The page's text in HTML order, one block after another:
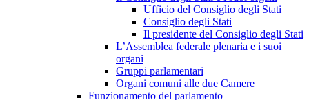
Ufficio del Consiglio degli Stati
Consiglio degli Stati
Il presidente del Consiglio degli Stati
L’Assemblea federale plenaria e i suoi
organi
Gruppi parlamentari
Organi comuni alle due Camere
Funzionamento del parlamento